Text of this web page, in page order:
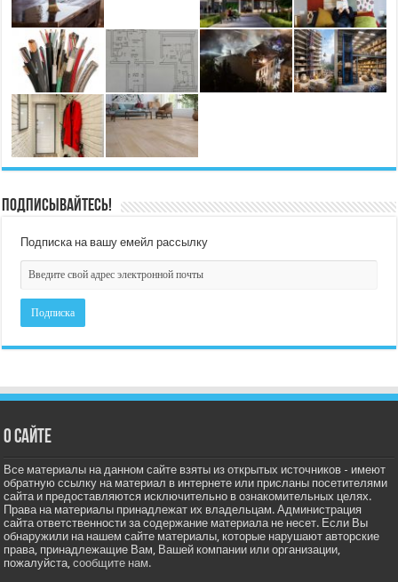
Подписывайтесь!
Подписка на вашу емейл рассылку
О сайте
Все материалы на данном сайте взяты из открытых источников - имеют
обратную ссылку на материал в интернете или присланы посетителями
сайта и предоставляются исключительно в ознакомительных целях.
Права на материалы принадлежат их владельцам. Администрация
сайта ответственности за содержание материала не несет. Если Вы
обнаружили на нашем сайте материалы, которые нарушают авторские
права, принадлежащие Вам, Вашей компании или организации,
пожалуйста,сообщите нам.